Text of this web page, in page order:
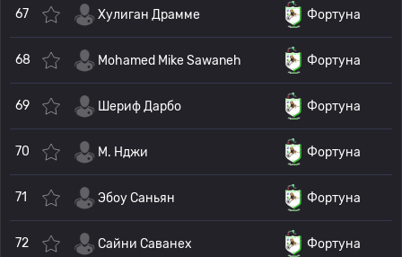
67 Хулиган Драмме Фортуна
68 Mohamed Mike Sawaneh Фортуна
69 Шериф Дарбо Фортуна
70 М. Нджи Фортуна
71 Эбоу Саньян Фортуна
72 Сайни Саванех Фортуна